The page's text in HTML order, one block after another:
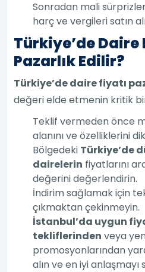
Sonradan mali
harç ve vergileri satın
Türkiye’de Daire
Pazarlık Edilir?
Türkiye’de daire fiyatı
değeri elde etmenin kritik bir
Teklif vermeden önce
alanını ve özelliklerini
Bölgedeki Türkiye’de
dairelerin fiyatlarını
değerini değerlendirin.
İndirim sağlamak için
çıkmaktan çekinmeyin.
İstanbul’da uygun
tekliflerinden veya
promosyonlarından
alın ve en iyi anlaşmayı